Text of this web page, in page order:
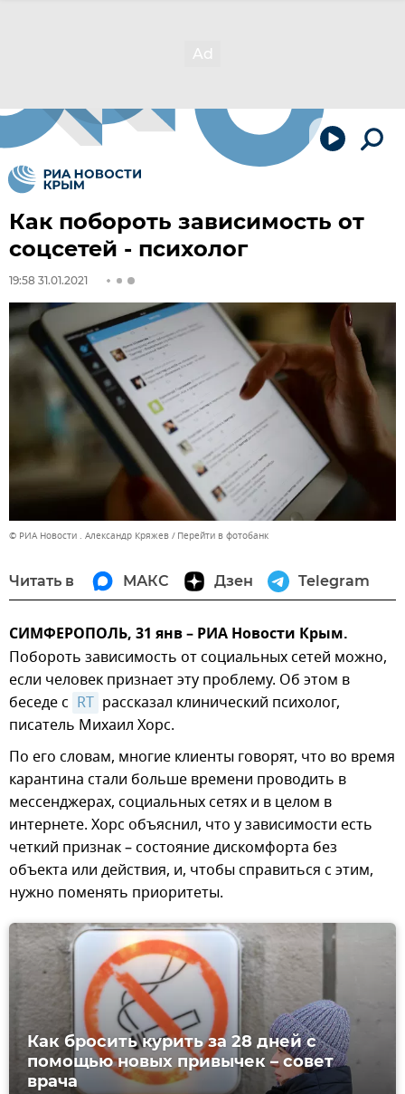
Как побороть зависимость от
соцсетей - психолог
19:58 31.01.2021
© РИА Новости . Александр Кряжев Перейти в фотобанк
Читать в МАКС Дзен Telegram
СИМФЕРОПОЛЬ, 31 янв – РИА Новости Крым.
Побороть зависимость от социальных сетей можно,
если человек признает эту проблему. Об этом в
беседе с RT рассказал клинический психолог,
писатель Михаил Хорс.
По его словам, многие клиенты говорят, что во время
карантина стали больше времени проводить в
мессенджерах, социальных сетях и в целом в
интернете. Хорс объяснил, что у зависимости есть
четкий признак – состояние дискомфорта без
объекта или действия, и, чтобы справиться с этим,
нужно поменять приоритеты.
Как бросить курить за 28 дней с
помощью новых привычек – совет
врача